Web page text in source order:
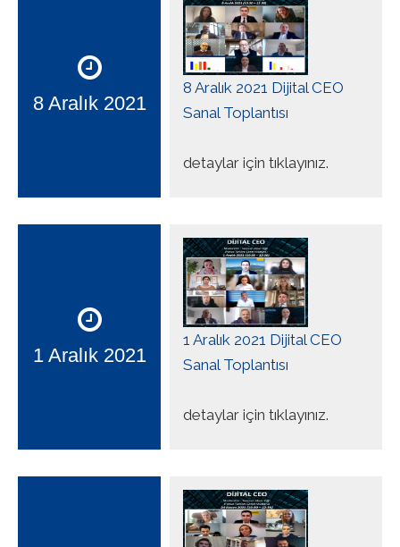
8 Aralık 2021
8 Aralık 2021 Dijital CEO
Sanal Toplantısı
detaylar için tıklayınız.
1 Aralık 2021
1 Aralık 2021 Dijital CEO
Sanal Toplantısı
detaylar için tıklayınız.